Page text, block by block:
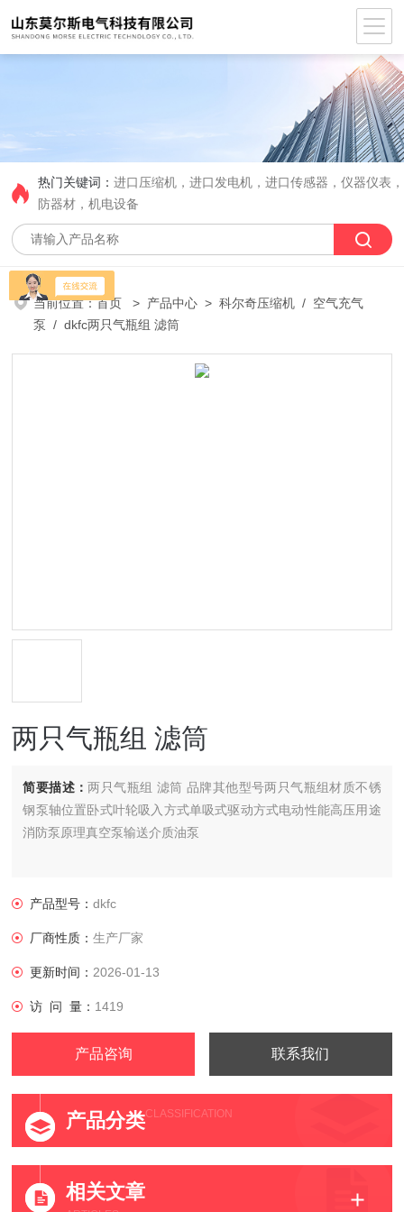
热门关键词：进口压缩机，进口发电机，进口传感器，仪器仪表
防器材，机电设备
当前位置：首页 > 产品中心 >科尔奇压缩机 / 空气充气
泵 / dkfc两只气瓶组 滤筒
两只气瓶组 滤筒
简要描述：两只气瓶组 滤筒 品牌其他型号两只气瓶组材质不锈
钢泵轴位置卧式叶轮吸入方式单吸式驱动方式电动性能高压用途
消防泵原理真空泵输送介质油泵
产品型号：dkfc
厂商性质：生产厂家
更新时间： 2026-01-13
访 问 量： 1419
产品咨询 联系我们
产品分类CLASSIFICATION
相关文章